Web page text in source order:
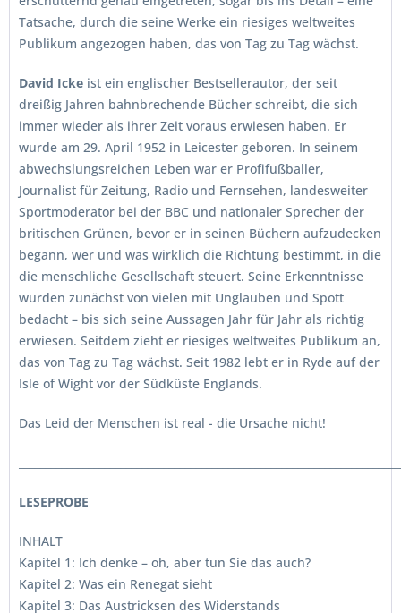
Tatsache, durch die seine Werke ein riesiges weltweites
Publikum angezogen haben, das von Tag zu Tag wächst.
David Icke ist ein englischer Bestsellerautor, der seit
dreißig Jahren bahnbrechende Bücher schreibt, die sich
immer wieder als ihrer Zeit voraus erwiesen haben. Er
wurde am 29. April 1952 in Leicester geboren. In seinem
abwechslungsreichen Leben war er Profifußballer,
Journalist für Zeitung, Radio und Fernsehen, landesweiter
Sportmoderator bei der BBC und nationaler Sprecher der
britischen Grünen, bevor er in seinen Büchern aufzudecken
begann, wer und was wirklich die Richtung bestimmt, in die
die menschliche Gesellschaft steuert. Seine Erkenntnisse
wurden zunächst von vielen mit Unglauben und Spott
bedacht – bis sich seine Aussagen Jahr für Jahr als richtig
erwiesen. Seitdem zieht er riesiges weltweites Publikum an,
das von Tag zu Tag wächst. Seit 1982 lebt er in Ryde auf der
Isle of Wight vor der Südküste Englands.
Das Leid der Menschen ist real - die Ursache nicht!
LESEPROBE
INHALT
Kapitel 1: Ich denke – oh, aber tun Sie das auch?
Kapitel 2: Was ein Renegat sieht
Kapitel 3: Das Austricksen des Widerstands